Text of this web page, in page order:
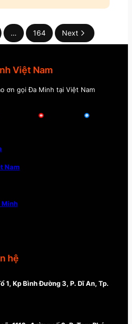
… 164 Next
Việt Nam
ơn gọi Đa Minh tại Việt Nam
Nam
Minh
hệ
1, Kp Bình Đường 3, P. Dĩ An, Tp.